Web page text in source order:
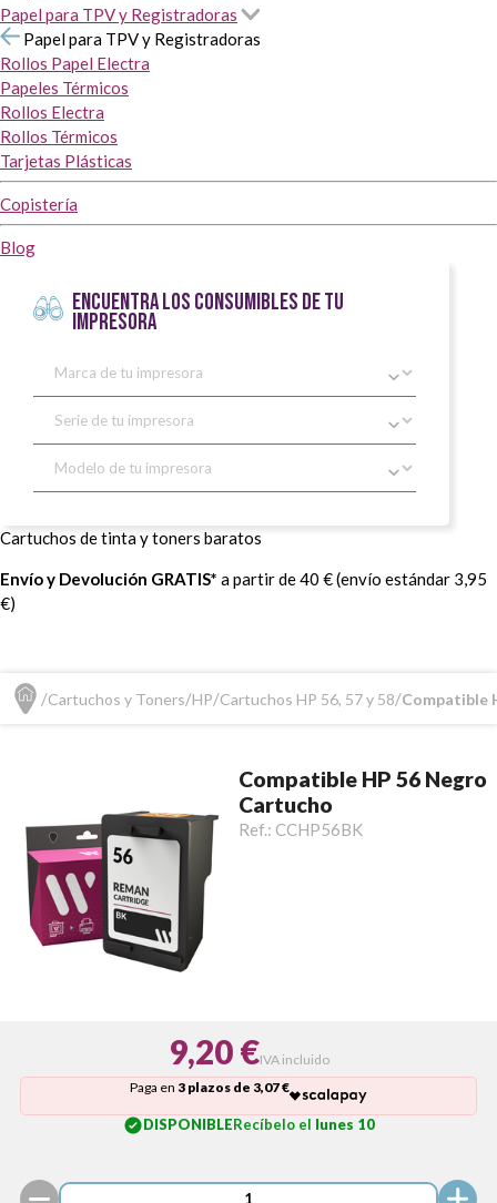
Papel para TPV y Registradoras
Papel para TPV y Registradoras
Rollos Papel Electra
Papeles Térmicos
Rollos Electra
Rollos Térmicos
Tarjetas Plásticas
Copistería
Blog
ENCUENTRA LOS CONSUMIBLES DE TU
IMPRESORA
Cartuchos de tinta y toners baratos
Envío y Devolución GRATIS* a partir de 40 € (envío estándar 3,95
€)
Cartuchos y Toners HP Cartuchos HP 56, 57 y 58 Compatible
Compatible HP 56 Negro
Cartucho
Ref.: CCHP56BK
9,20 €IVA incluido
Paga en 3 plazos de 3,07 €
DISPONIBLERecíbelo el lunes 10